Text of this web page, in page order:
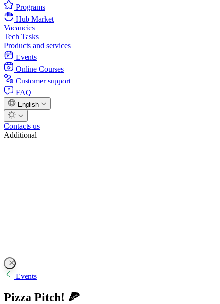
Programs
Hub Market
Vacancies
Tech Tasks
Products and services
Events
Online Courses
Customer support
FAQ
English
Contacts us
Additional
Events
Pizza Pitch! 🍕